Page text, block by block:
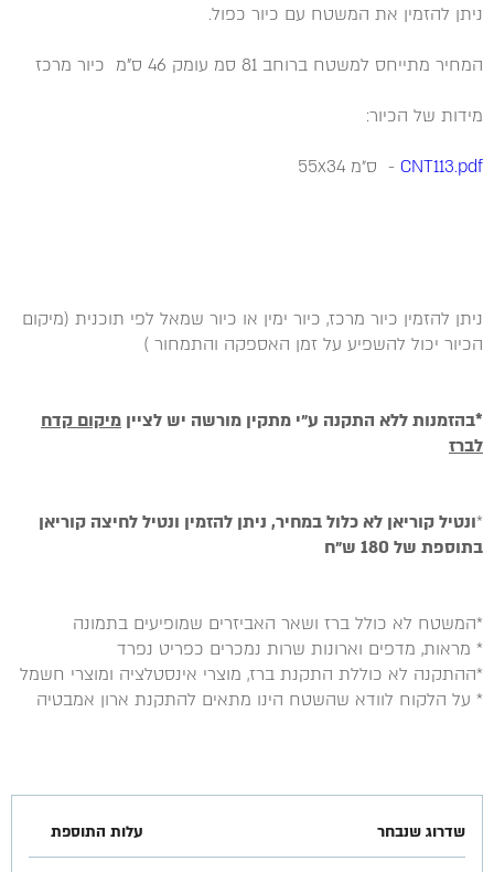
ניתן להזמין את המשטח עם כיור כפול.
המחיר מתייחס למשטח ברוחב 81 סמ עומק 46 ס"מ כיור מרכז
מידות של הכיור:
CNT113.pdf - ס״מ 55x34
ניתן להזמין כיור מרכז, כיור ימין או כיור שמאל לפי תוכנית (מיקום
הכיור יכול להשפיע על זמן האספקה והתמחור )
*בהזמנות ללא התקנה ע״י מתקין מורשה יש לציין מיקום קדח
לברז
*ונטיל קוריאן לא כלול במחיר, ניתן להזמין ונטיל לחיצה קוריאן
בתוספת של 180 ש״ח
*המשטח לא כולל ברז ושאר האביזרים שמופיעים בתמונה
* מראות, מדפים וארונות שרות נמכרים כפריט נפרד
*ההתקנה לא כוללת התקנת ברז, מוצרי אינסטלציה ומוצרי חשמל
* על הלקוח לוודא שהשטח הינו מתאים להתקנת ארון אמבטיה
שדרוג שנבחר עלות התוספת